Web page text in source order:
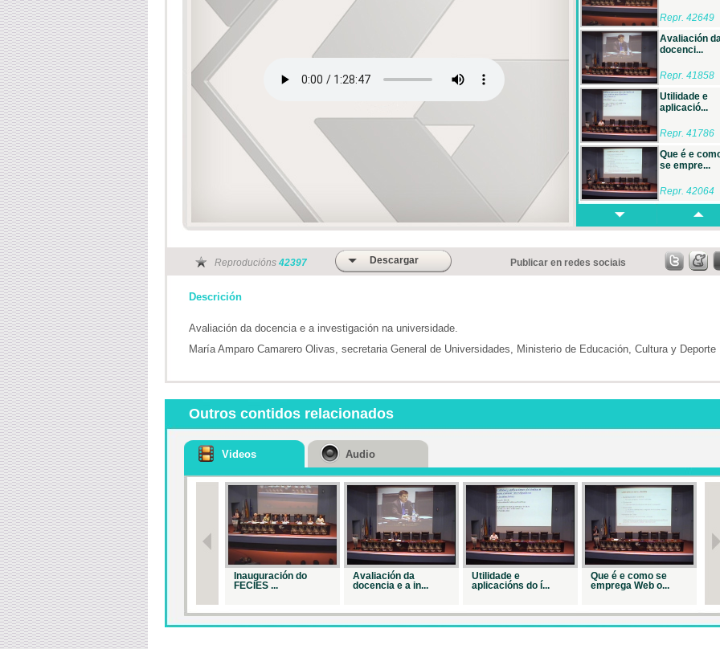
Repr. 42649
Avaliación
docenci...
Repr. 41858
Utilidade e
aplicació...
Repr. 41786
Que é e
se empre...
Repr. 42064
Repr. 42008
Como
Como
optimizar o
sex...
Repr. 41740
un artig...
Repr. 41300
Proceso e
criterios de...
socia...
Reproducións 42397 Descargar Publicar en redes sociais
Descrición
Avaliación da docencia e a investigación na universidade.
María Amparo Camarero Olivas, secretaria General de Universidades, Ministerio de Educación, Cultura y Deporte
Outros contidos relacionados
Videos
Inauguración do
FECIES ...
Avaliación da
docencia e a in...
Utilidade e
aplicacións do í...
Que é e como se
emprega Web o...
Audio